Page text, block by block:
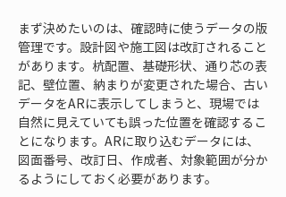
まず決めたいのは、確認時に使うデータの版
管理です。設計図や施工図は改訂されること
があります。杭配置、基礎形状、通り芯の表
記、壁位置、納まりが変更された場合、古い
データをARに表示してしまうと、現場では
自然に見えていても誤った位置を確認するこ
とになります。ARに取り込むデータには、
図面番号、改訂日、作成者、対象範囲が分か
るようにしておく必要があります。